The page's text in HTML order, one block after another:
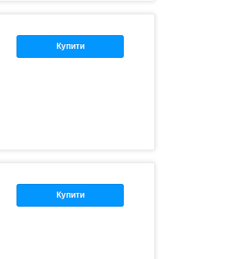
Купити
Купити